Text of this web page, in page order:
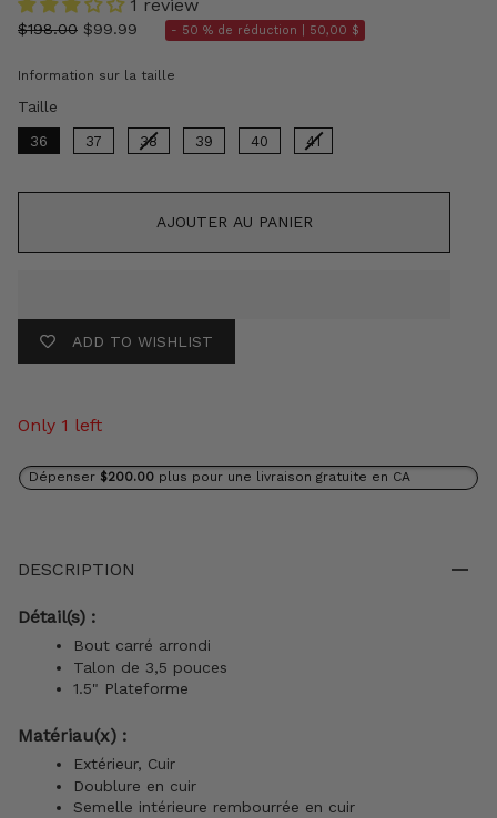
1 review
régulier
$198.00 $99.99 - 50 % de réduction | 50,00 $
Information sur la taille
Taille
36 37 38 39 40 41
AJOUTER AU PANIER
ADD TO WISHLIST
Only 1 left
Dépenser $200.00 plus pour une livraison gratuite en CA
DESCRIPTION
Détail(s) :
Bout carré arrondi
Talon de 3,5 pouces
1.5" Plateforme
Matériau(x) :
Extérieur, Cuir
Doublure en cuir
Semelle intérieure rembourrée en cuir